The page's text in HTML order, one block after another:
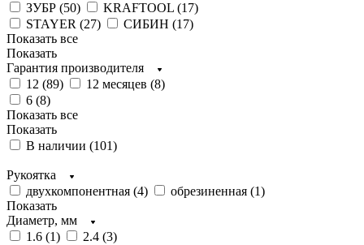
ЗУБР (50) KRAFTOOL (17)
STAYER (27) СИБИН (17)
Показать все
Показать
Гарантия производителя
12 (89) 12 месяцев (8)
6 (8)
Показать все
Показать
В наличии (101)
Рукоятка
двухкомпонентная (4) обрезиненная (1)
Показать
Диаметр, мм
1.6 (1) 2.4 (3)